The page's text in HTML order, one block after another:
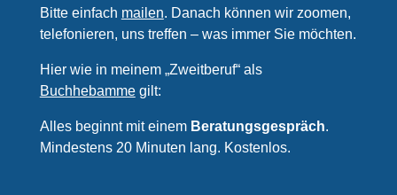
Bitte einfach mailen. Danach können wir zoomen,
telefonieren, uns treffen – was immer Sie möchten.
Hier wie in meinem „Zweitberuf“ als
Buchhebammegilt:
Alles beginnt mit einem Beratungsgespräch.
Mindestens 20 Minuten lang. Kostenlos.